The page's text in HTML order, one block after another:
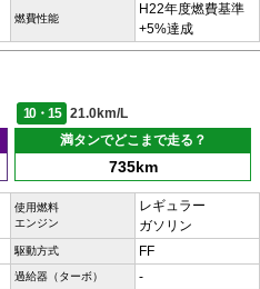
燃費性能
H22年度燃費基準
+5%達成
10・15
21.0km/L
満タンでどこまで走る？
735km
使用燃料
エンジン
レギュラー
ガソリン
駆動方式 FF
過給器（ターボ） -